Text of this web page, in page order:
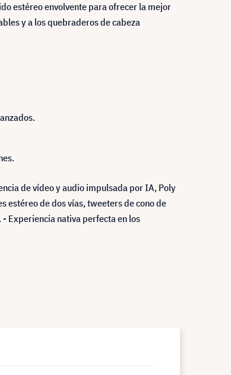
estéreo envolvente para ofrecer la mejor
y a los quebraderos de cabeza
de vídeo y audio impulsada por IA, Poly
estéreo de dos vías, tweeters de cono de
Experiencia nativa perfecta en los